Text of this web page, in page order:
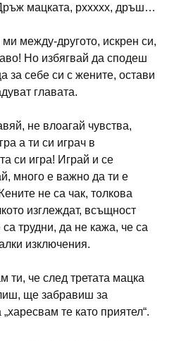
мацката, рххххх, дръш…
между-другото, искрен си,
Но избягвай да сподеш
за себе си с жените, остави
главата.
не влоагай чувства,
а ти си играч в
си игра! Играй и се
много е важно да ти е
не са чак, толкова
изглеждат, всъщност
трудни, да не кажа, че са
изключения.
ти, че след третата мацка
ще забравиш за
те като приятел“.